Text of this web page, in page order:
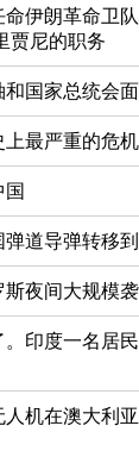
国
门的马哈港。
装起来，伏
被阻止
新加坡的关
时间内告别
发生巨大变化
伊朗革命卫
贾尼的职务
国家总统会面
最严重的危
国
道导弹转移
夜间大规模
。印度一名居
机在澳大利